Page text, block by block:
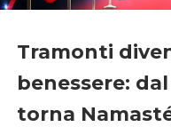
Tramonti
benessere:
torna